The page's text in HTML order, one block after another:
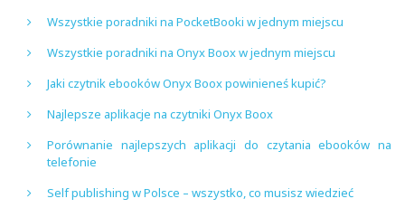
Wszystkie poradniki na PocketBooki w jednym miejscu
Wszystkie poradniki na Onyx Boox w jednym miejscu
Jaki czytnik ebooków Onyx Boox powinieneś kupić?
Najlepsze aplikacje na czytniki Onyx Boox
Porównanie najlepszych aplikacji do czytania ebooków na
telefonie
Self publishing w Polsce – wszystko, co musisz wiedzieć